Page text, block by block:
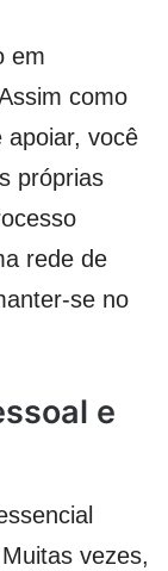
em
como
apoiar, você
próprias
rede de
se no
e
vezes,